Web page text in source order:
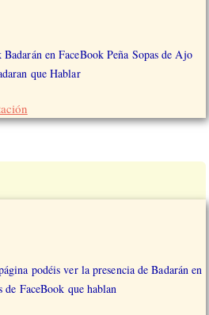
en FaceBook Peña Sopas de Ajo
que Hablar
podéis ver la presencia de Badarán en
de FaceBook que hablan